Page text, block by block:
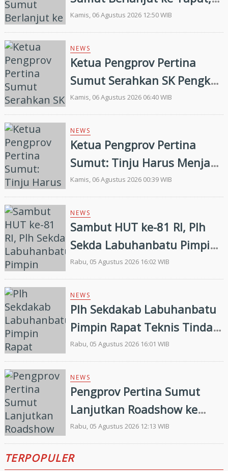
Pengkab Siap Dukung
Pembinaan dan Targetkan
Prestasi di Porprovsu 2026
Kamis, 06 Agustus 2026 12:50 WIB
NEWS
Ketua Pengprov Pertina
Sumut Serahkan SK Pengkab
Pertina Madina Periode
2026–2030
Kamis, 06 Agustus 2026 06:40 WIB
NEWS
Ketua Pengprov Pertina
Sumut: Tinju Harus Menjadi
Jalan Membangun Masa
Depan Generasi Muda
Kamis, 06 Agustus 2026 00:39 WIB
NEWS
Sambut HUT ke-81 RI, Plh
Sekda Labuhanbatu Pimpin
Pembagian 300 Bendera
Merah Putih
Rabu, 05 Agustus 2026 16:02 WIB
NEWS
Plh Sekdakab Labuhanbatu
Pimpin Rapat Teknis Tindak
Lanjut Entry Meeting
Penilaian Kepatuhan
Pelayanan Publik Oleh
Ombudsman RI tahun 2026
Rabu, 05 Agustus 2026 16:01 WIB
NEWS
Pengprov Pertina Sumut
Lanjutkan Roadshow ke
Gunung Tua, Konsolidasi
Bersama Pengkab Paluta
dan Palas Jelang Porprovsu
Rabu, 05 Agustus 2026 12:13 WIB
TERPOPULER